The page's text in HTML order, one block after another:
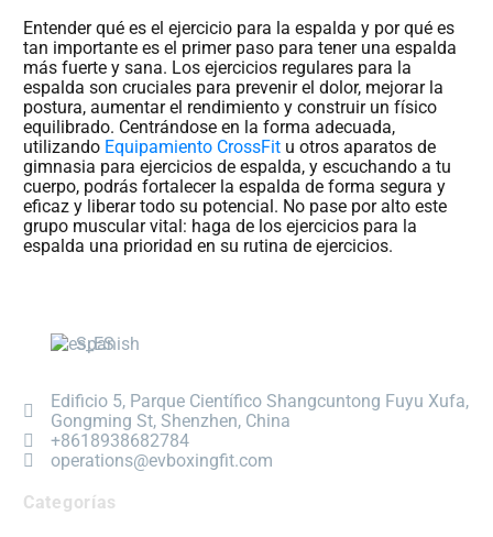
Entender qué es el ejercicio para la espalda y por qué es
tan importante es el primer paso para tener una espalda
más fuerte y sana. Los ejercicios regulares para la
espalda son cruciales para prevenir el dolor, mejorar la
postura, aumentar el rendimiento y construir un físico
equilibrado. Centrándose en la forma adecuada,
utilizando Equipamiento CrossFit u otros aparatos de
gimnasia para ejercicios de espalda, y escuchando a tu
cuerpo, podrás fortalecer la espalda de forma segura y
eficaz y liberar todo su potencial. No pase por alto este
grupo muscular vital: haga de los ejercicios para la
espalda una prioridad en su rutina de ejercicios.
Spanish
Edificio 5, Parque Científico Shangcuntong Fuyu Xufa,
Gongming St, Shenzhen, China
+8618938682784
operations@evboxingfit.com
Categorías